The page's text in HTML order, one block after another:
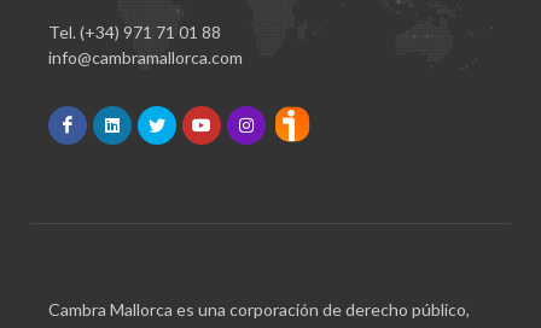
Tel. (+34) 971 71 01 88
info@cambramallorca.com
Cambra Mallorca es una corporación de derecho público,